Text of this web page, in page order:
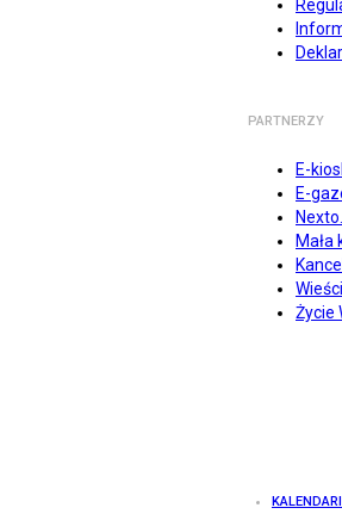
PARTNERZY
E-
E-
Mała
Życie